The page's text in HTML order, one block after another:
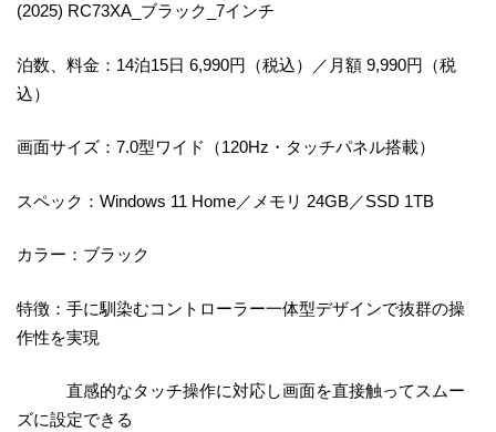
(2025) RC73XA_ブラック_7インチ
泊数、料金：14泊15日 6,990円（税込）／月額 9,990円（税
込）
画面サイズ：7.0型ワイド（120Hz・タッチパネル搭載）
スペック：Windows 11 Home／メモリ 24GB／SSD 1TB
カラー：ブラック
特徴：手に馴染むコントローラー一体型デザインで抜群の操
作性を実現
直感的なタッチ操作に対応し画面を直接触ってスムー
ズに設定できる